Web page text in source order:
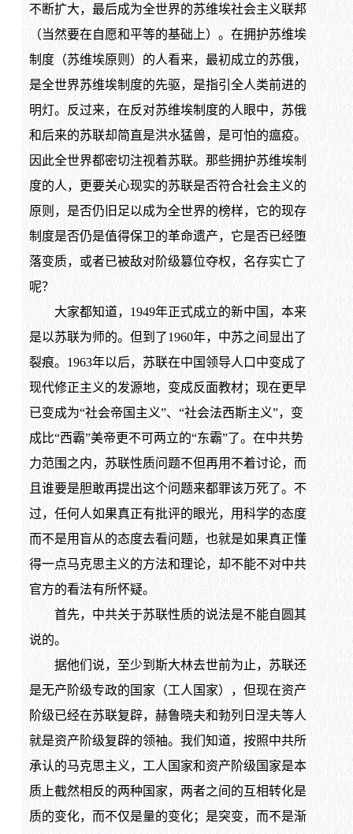
不断扩大，最后成为全世界的苏维埃社会主义联邦
（当然要在自愿和平等的基础上）。在拥护苏维埃
制度（苏维埃原则）的人看来，最初成立的苏俄，
是全世界苏维埃制度的先驱，是指引全人类前进的
明灯。反过来，在反对苏维埃制度的人眼中，苏俄
和后来的苏联却简直是洪水猛兽，是可怕的瘟疫。
因此全世界都密切注视着苏联。那些拥护苏维埃制
度的人，更要关心现实的苏联是否符合社会主义的
原则，是否仍旧足以成为全世界的榜样，它的现存
制度是否仍是值得保卫的革命遗产，它是否已经堕
落变质，或者已被敌对阶级篡位夺权，名存实亡了
呢？
大家都知道，1949年正式成立的新中国，本来
是以苏联为师的。但到了1960年，中苏之间显出了
裂痕。1963年以后，苏联在中国领导人口中变成了
现代修正主义的发源地，变成反面教材；现在更早
已变成为“社会帝国主义”、“社会法西斯主义”，变
成比“西霸”美帝更不可两立的“东霸”了。在中共势
力范围之内，苏联性质问题不但再用不着讨论，而
且谁要是胆敢再提出这个问题来都罪该万死了。不
过，任何人如果真正有批评的眼光，用科学的态度
而不是用盲从的态度去看问题，也就是如果真正懂
得一点马克思主义的方法和理论，却不能不对中共
官方的看法有所怀疑。
首先，中共关于苏联性质的说法是不能自圆其
说的。
据他们说，至少到斯大林去世前为止，苏联还
是无产阶级专政的国家（工人国家），但现在资产
阶级已经在苏联复辟，赫鲁晓夫和勃列日涅夫等人
就是资产阶级复辟的领袖。我们知道，按照中共所
承认的马克思主义，工人国家和资产阶级国家是本
质上截然相反的两种国家，两者之间的互相转化是
质的变化，而不仅是量的变化；是突变，而不是渐